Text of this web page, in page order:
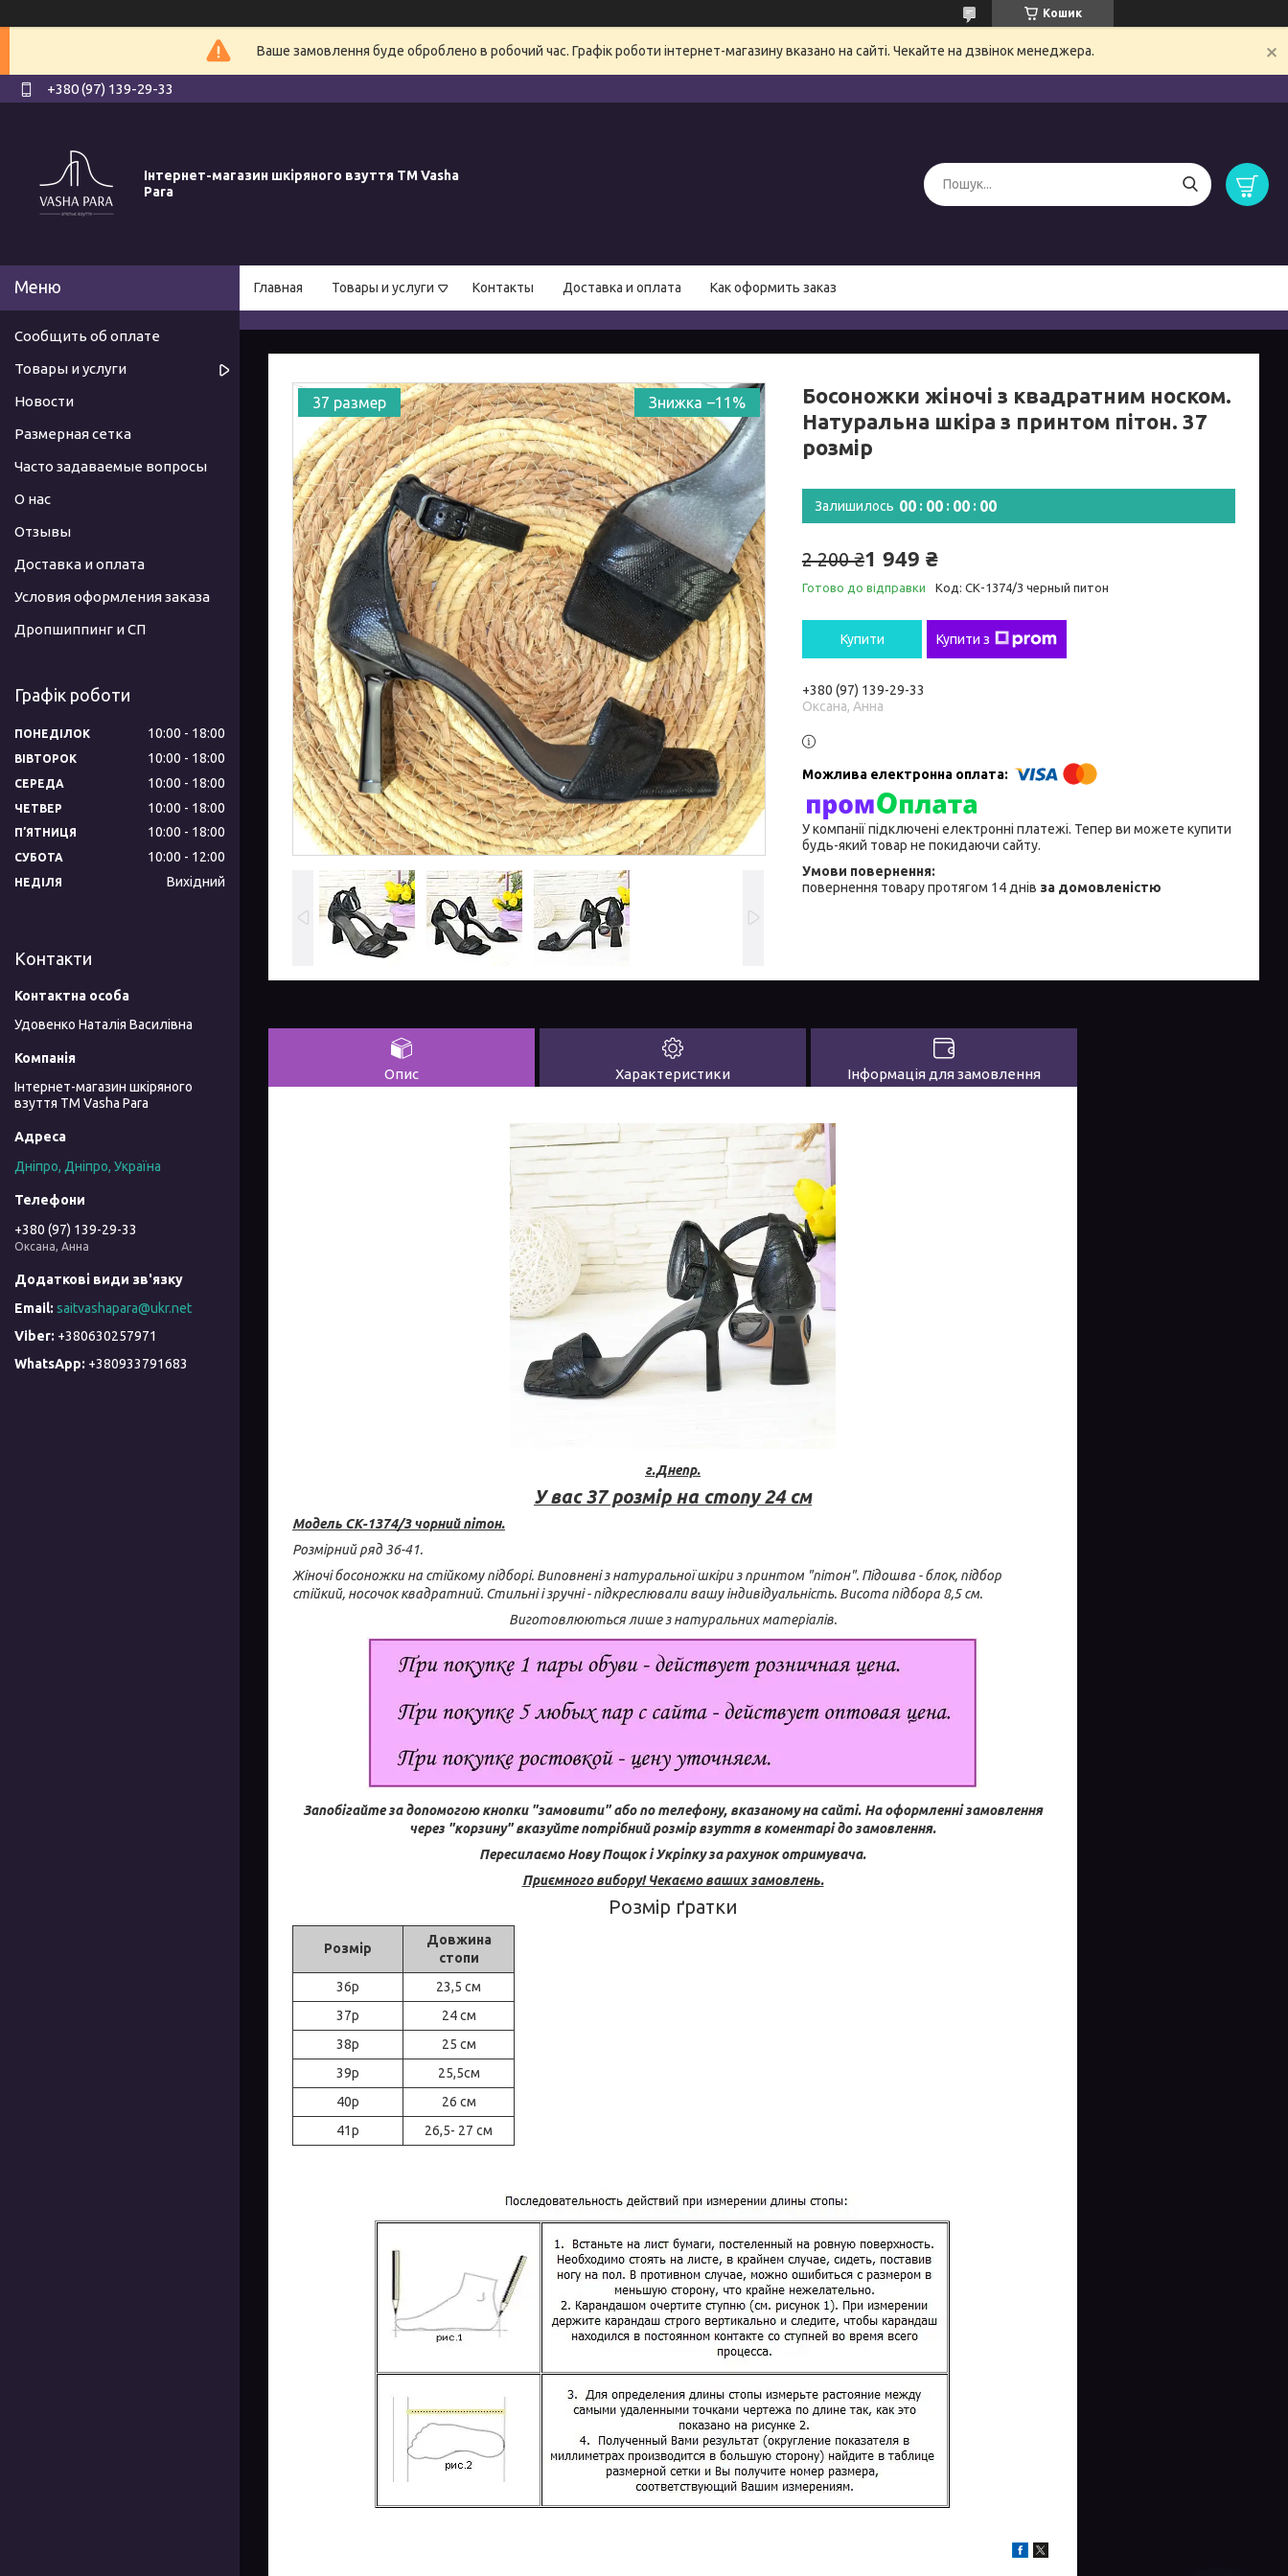
Кошик
Ваше замовлення буде оброблено в робочий час. Графік роботи інтернет-магазину вказано на сайті. Чекайте на дзвінок менеджера.
+380 (97) 139-29-33
Інтернет-магазин шкіряного взуття ТМ Vasha
Para
Главная Товары и услуги Контакты Доставка и оплата Как оформить заказ
37 размер –11%
Босоножки жіночі з квадратним носком.
Натуральна шкіра з принтом пітон. 37
розмір
Залишилось 00 00 00 00
2 200 ₴1 949 ₴
Готово до відправки Код: СК-1374/3 черный питон
Купити Купити з
+380 (97) 139-29-33
Оксана, Анна
У компанії підключені електронні платежі. Тепер ви можете купити
будь-який товар не покидаючи сайту.
повернення товару протягом 14 днів за домовленістю
Опис Характеристики Інформація для замовлення
г.Днепр.
У вас 37 розмір на стопу 24 см
Модель СК-1374/3 чорний пітон.
Розмірний ряд 36-41.
Жіночі босоножки на стійкому підборі. Виповнені з натуральної шкіри з принтом "пітон". Підошва - блок, підбор
стійкий, носочок квадратний. Стильні і зручні - підкреслювали вашу індивідуальність. Висота підбора 8,5 см.
Виготовлюються лише з натуральних матеріалів.
Запобігайте за допомогою кнопки "замовити" або по телефону, вказаному на сайті. На оформленні замовлення
через "корзину" вказуйте потрібний розмір взуття в коментарі до замовлення.
Пересилаємо Нову Пощок і Укріпку за рахунок отримувача.
Приємного вибору! Чекаємо ваших замовлень.
Розмір ґратки
Розмір
Довжина
стопи
36р
23,5 см
37р
24 см
38р
25 см
39р
25,5см
40р
26 см
41р
26,5- 27 см
Сообщить об оплате
Товары и услуги
Новости
Размерная сетка
Часто задаваемые вопросы
О нас
Отзывы
Доставка и оплата
Условия оформления заказа
Дропшиппинг и СП
Графік роботи
ПОНЕДІЛОК 10:00 18:00
ВІВТОРОК 10:00 18:00
СЕРЕДА 10:00 18:00
ЧЕТВЕР 10:00 18:00
ПʼЯТНИЦЯ 10:00 18:00
СУБОТА 10:00 12:00
НЕДІЛЯ Вихідний
Контакти
Удовенко Наталія Василівна
Інтернет-магазин шкіряного
взуття ТМ Vasha Para
Дніпро, Дніпро, Україна
+380 (97) 139-29-33
Оксана, Анна
saitvashapara@ukr.net
+380630257971
+380933791683